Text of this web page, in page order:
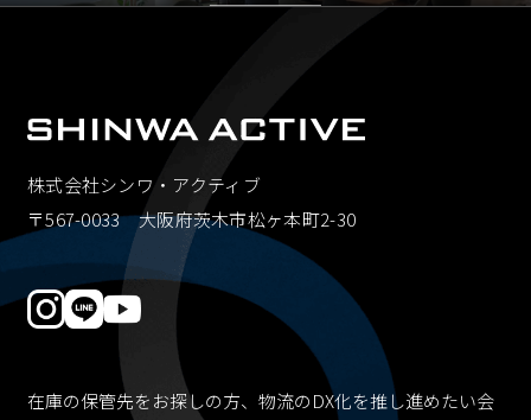
株式会社シンワ・アクティブ
〒567-0033 大阪府茨木市松ヶ本町2-30
在庫の保管先をお探しの方、物流のDX化を推し進めたい会